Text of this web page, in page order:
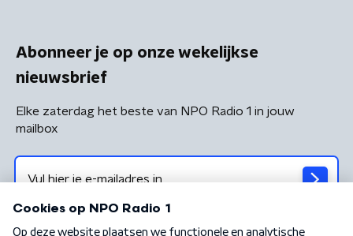
Abonneer je op onze wekelijkse
nieuwsbrief
Elke zaterdag het beste van NPO Radio 1 in jouw
mailbox